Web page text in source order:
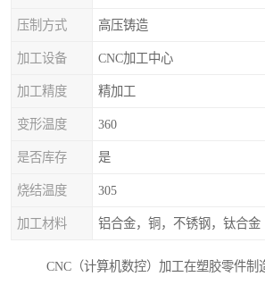
压制方式 高压铸造
加工设备 CNC加工中心
加工精度 精加工
变形温度 360
是否库存 是
烧结温度 305
加工材料 铝合金，铜，不锈钢，钛合金
CNC（计算机数控）加工在塑胶零件制